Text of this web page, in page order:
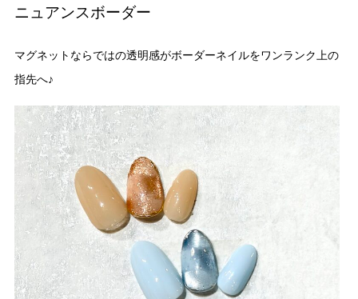
ニュアンスボーダー
マグネットならではの透明感がボーダーネイルをワンランク上の
指先へ♪